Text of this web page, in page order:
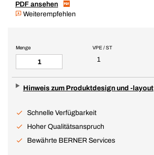
PDF ansehen
Weiterempfehlen
VPE / ST
1
Menge
Hinweis zum Produktdesign und -layout
Schnelle Verfügbarkeit
Hoher Qualitätsanspruch
Bewährte BERNER Services